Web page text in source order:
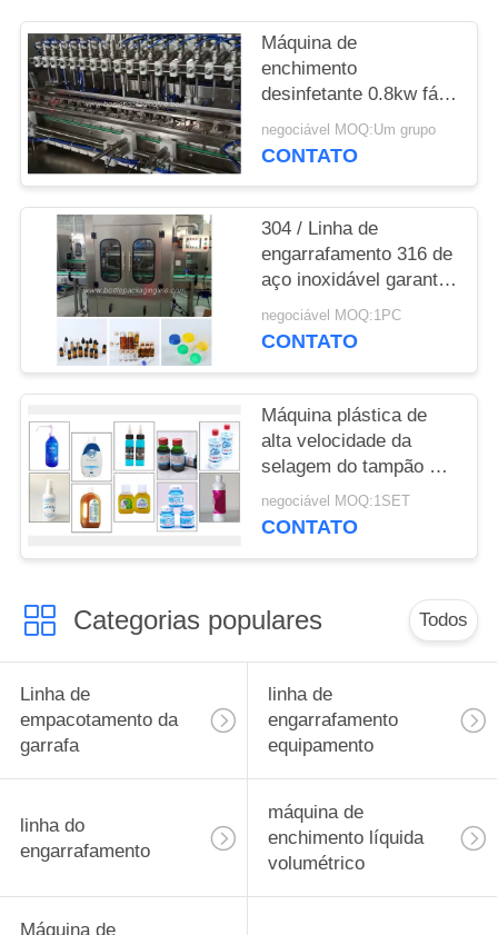
MAPA
DO
SITE
PRIVACY
POLICY
Máquina de
enchimento
desinfetante 0.8kw fácil
de operar da eficiência
elevada 220v
negociável MOQ:Um grupo
CONTATO
304 / Linha de
engarrafamento 316 de
aço inoxidável garantia
de Monthes do
equipamento 12
negociável MOQ:1PC
CONTATO
Máquina plástica de
alta velocidade da
selagem do tampão de
garrafa para o líquido
desinfetante do álcool,
negociável MOQ:1SET
CONTATO
Categorias populares Todos
Linha de
empacotamento da
garrafa
linha de
engarrafamento
equipamento
linha do
engarrafamento
máquina de
enchimento líquida
volumétrico
Máquina de